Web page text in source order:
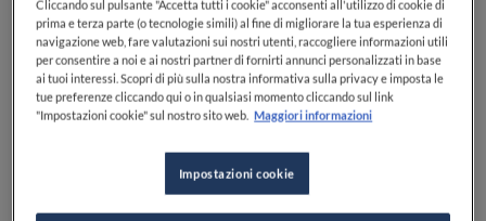
Ingredienti
Vino rosso: 500 ml
Brodo vegetale: 300 ml
Burro: 25 g
Zucchero: 30 g
Cliccando sul pulsante "Accetta tutti i cookie" acconsenti all'utilizzo di cookie di
prima e terza parte (o tecnologie simili) al fine di migliorare la tua esperienza di
navigazione web, fare valutazioni sui nostri utenti, raccogliere informazioni utili
per consentire a noi e ai nostri partner di fornirti annunci personalizzati in base
ai tuoi interessi. Scopri di più sulla nostra informativa sulla privacy e imposta le
tue preferenze cliccando qui o in qualsiasi momento cliccando sul link
"Impostazioni cookie" sul nostro sito web. Maggiori informazioni
Impostazioni cookie